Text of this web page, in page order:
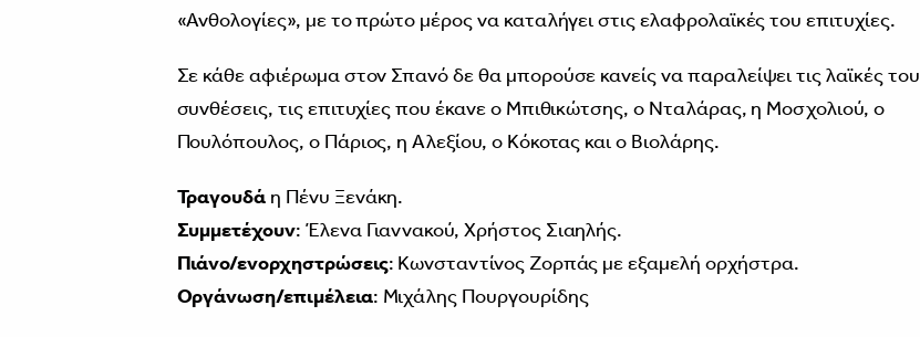
«Ανθολογίες», με το πρώτο μέρος να καταλήγει στις ελαφρολαϊκές του επιτυχίες.
Σε κάθε αφιέρωμα στον Σπανό δε θα μπορούσε κανείς να παραλείψει τις λαϊκές του
συνθέσεις, τις επιτυχίες που έκανε ο Μπιθικώτσης, ο Νταλάρας, η Μοσχολιού, ο
Πουλόπουλος, ο Πάριος, η Αλεξίου, ο Κόκοτας και ο Βιολάρης.
Τραγουδά η Πένυ Ξενάκη.
Συμμετέχουν: Έλενα Γιαννακού, Χρήστος Σιαηλής.
Πιάνο/ενορχηστρώσεις: Κωνσταντίνος Ζορπάς με εξαμελή ορχήστρα.
Οργάνωση/επιμέλεια: Μιχάλης Πουργουρίδης